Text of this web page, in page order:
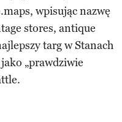
wpisując nazwę
stores, antique
targ w Stanach
„prawdziwie